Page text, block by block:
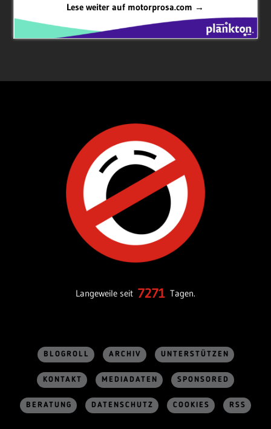
Lese weiter auf motorprosa.com →
Langeweile seit 7271 Tagen.
BLOGROLL ARCHIV UNTERSTÜTZEN
KONTAKT MEDIADATEN SPONSORED
BERATUNG DATENSCHUTZ COOKIES RSS